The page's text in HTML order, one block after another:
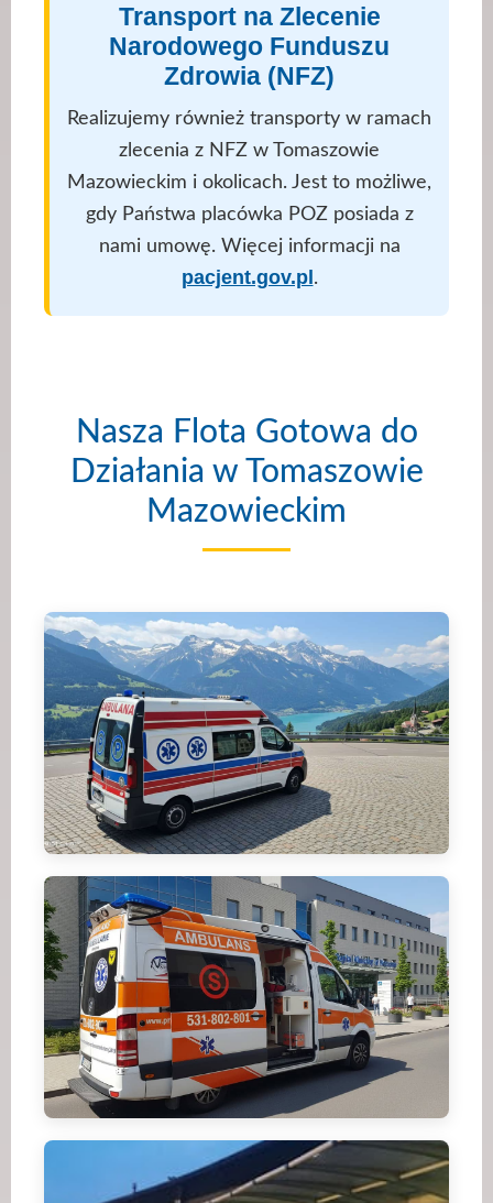
Transport na Zlecenie
Narodowego Funduszu
Zdrowia (NFZ)
Realizujemy również transporty w ramach
zlecenia z NFZ w Tomaszowie
Mazowieckim i okolicach. Jest to możliwe,
gdy Państwa placówka POZ posiada z
nami umowę. Więcej informacji na
pacjent.gov.pl.
Nasza Flota Gotowa do
Działania w Tomaszowie
Mazowieckim